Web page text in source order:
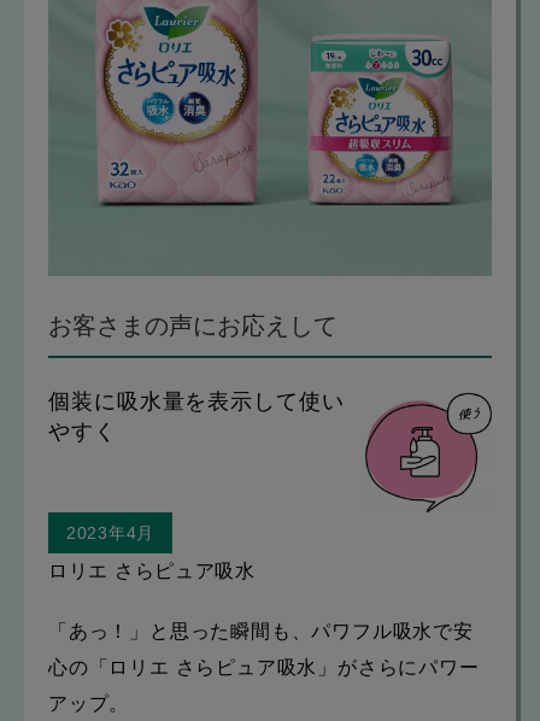
お客さまの声にお応えして
個装に吸水量を表示して使い
やすく
2023年4月
ロリエ さらピュア吸水
「あっ！」と思った瞬間も、パワフル吸水で安
心の「ロリエ さらピュア吸水」がさらにパワー
アップ。